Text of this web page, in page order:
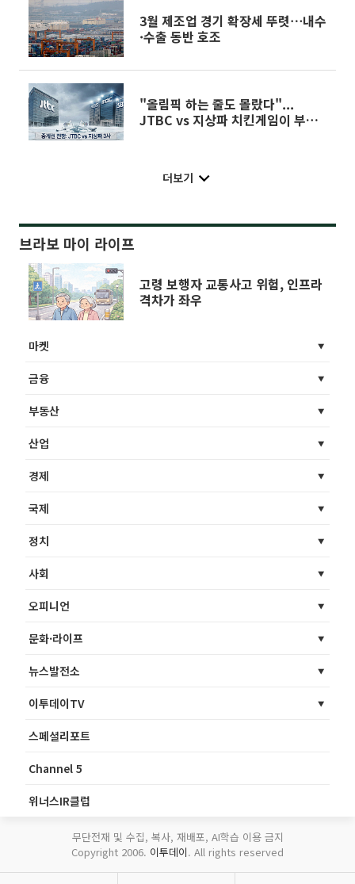
3월 제조업 경기 확장세 뚜렷⋯내수
·수출 동반 호조
"올림픽 하는 줄도 몰랐다"...
JTBC vs 지상파 치킨게임이 부른
더보기
브라보 마이 라이프
고령 보행자 교통사고 위험, 인프라
격차가 좌우
마켓
금융
부동산
산업
경제
국제
정치
사회
오피니언
문화·라이프
뉴스발전소
이투데이TV
스페셜리포트
Channel 5
위너스IR클럽
무단전재 및 수집, 복사, 재배포, AI학습 이용 금지
Copyright 2006. 이투데이. All rights reserved